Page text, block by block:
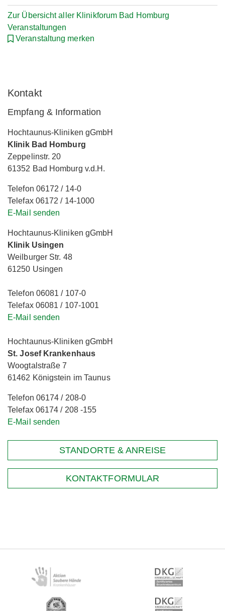
Zur Übersicht aller Klinikforum Bad Homburg
Veranstaltungen
Veranstaltung merken
Kontakt
Empfang & Information
Hochtaunus-Kliniken gGmbH
Klinik Bad Homburg
Zeppelinstr. 20
61352 Bad Homburg v.d.H.
Telefon 06172 / 14-0
Telefax 06172 / 14-1000
E-Mail senden
Hochtaunus-Kliniken gGmbH
Klinik Usingen
Weilburger Str. 48
61250 Usingen
Telefon 06081 / 107-0
Telefax 06081 / 107-1001
E-Mail senden
Hochtaunus-Kliniken gGmbH
St. Josef Krankenhaus
Woogtalstraße 7
61462 Königstein im Taunus
Telefon 06174 / 208-0
Telefax 06174 / 208 -155
E-Mail senden
STANDORTE & ANREISE
KONTAKTFORMULAR